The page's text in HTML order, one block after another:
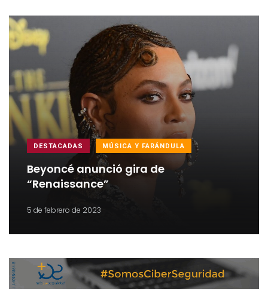
DESTACADAS MÚSICA Y FARÁNDULA
Beyoncé anunció gira de
“Renaissance”
5 de febrero de 2023